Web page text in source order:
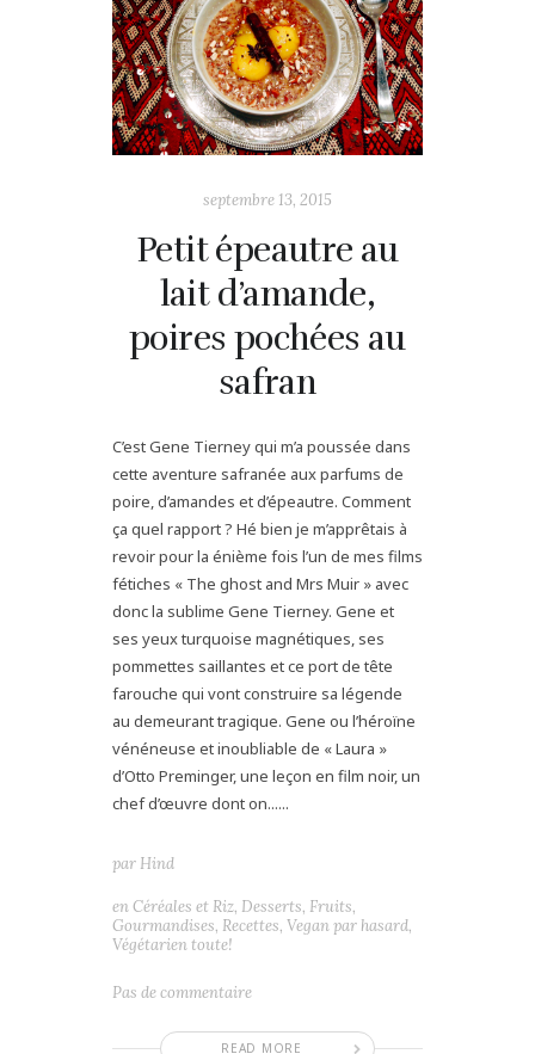
septembre 13, 2015
Petit épeautre au
lait d’amande,
poires pochées au
safran
C’est Gene Tierney qui m’a poussée dans
cette aventure safranée aux parfums de
poire, d’amandes et d’épeautre. Comment
ça quel rapport ? Hé bien je m’apprêtais à
revoir pour la énième fois l’un de mes films
fétiches « The ghost and Mrs Muir » avec
donc la sublime Gene Tierney. Gene et
ses yeux turquoise magnétiques, ses
pommettes saillantes et ce port de tête
farouche qui vont construire sa légende
au demeurant tragique. Gene ou l’héroïne
vénéneuse et inoubliable de « Laura »
d’Otto Preminger, une leçon en film noir, un
chef d’œuvre dont on......
READ MORE
par Hind
enCéréales et Riz, Desserts, Fruits,
Gourmandises, Recettes, Vegan par hasard,
Végétarien toute!
Pas de commentaire